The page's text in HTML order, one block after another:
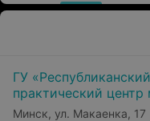
ГУ
практический
экспертизы и
Минск, ул. Макаенка, 17